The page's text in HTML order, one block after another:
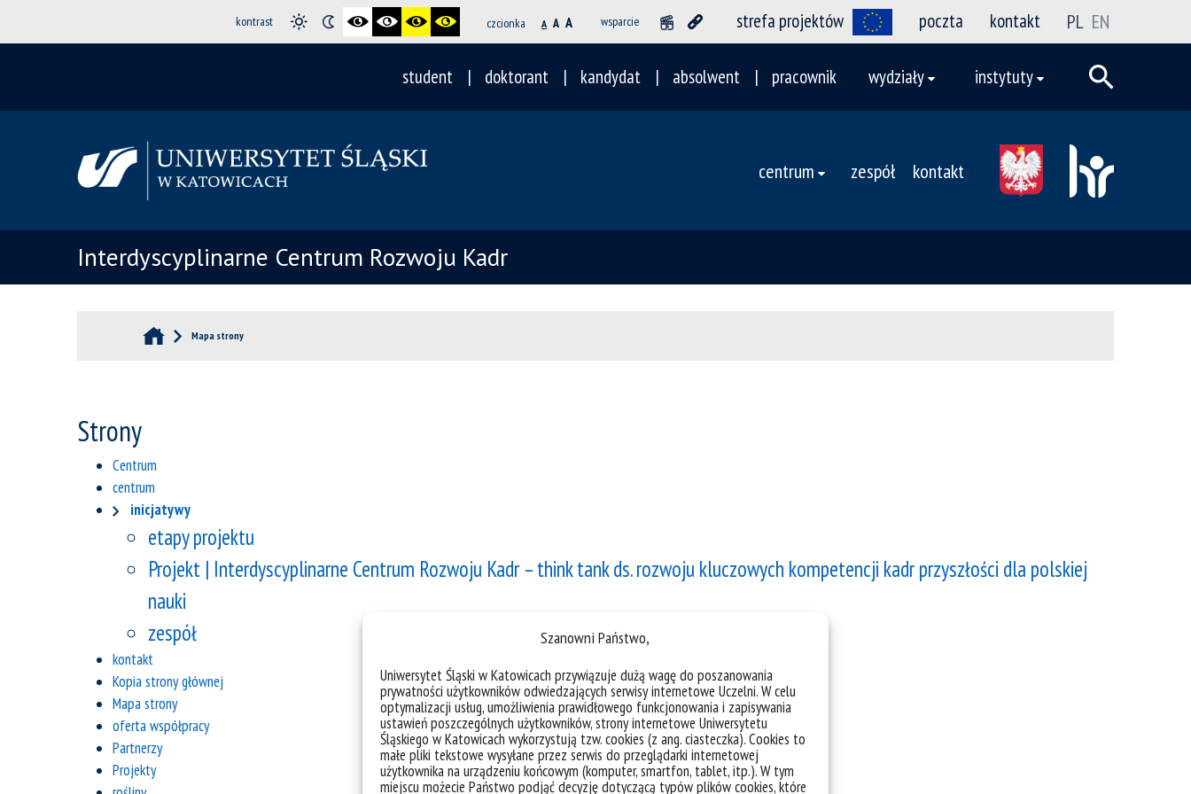
Szanowni Państwo,
Uniwersytet Śląski w Katowicach przywiązuje dużą wagę do poszanowania
prywatności użytkowników odwiedzających serwisy internetowe Uczelni. W celu
optymalizacji usług, umożliwienia prawidłowego funkcjonowania i zapisywania
ustawień poszczególnych użytkowników, strony internetowe Uniwersytetu
Śląskiego w Katowicach wykorzystują tzw. cookies (z ang. ciasteczka). Cookies to
małe pliki tekstowe wysyłane przez serwis do przeglądarki internetowej
użytkownika na urządzeniu końcowym (komputer, smartfon, tablet, itp.). W tym
miejscu możecie Państwo podjąć decyzję dotyczącą typów plików cookies, które
kontrast czcionka A A A wsparcie strefa projektów poczta kontakt PL EN
student doktorant kandydat absolwent pracownik wydziały instytuty
centrum zespół kontakt
Interdyscyplinarne Centrum Rozwoju Kadr
Mapa strony
Strony
Centrum
centrum
inicjatywy
etapy projektu
Projekt | Interdyscyplinarne Centrum Rozwoju Kadr – think tank ds. rozwoju kluczowych kompetencji kadr przyszłości dla polskiej
nauki
zespół
kontakt
Kopia strony głównej
Mapa strony
oferta współpracy
Partnerzy
Projekty